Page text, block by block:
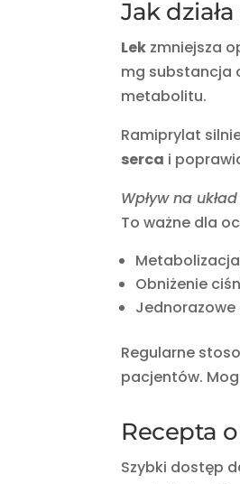
Jak
Lek zmniejsza
mg substancja
metabolitu.
Ramiprylat
serca i
Wpływ na
To ważne dla
Obniżenie
Regularne
pacjentów.
Recepta
Szybki dostęp